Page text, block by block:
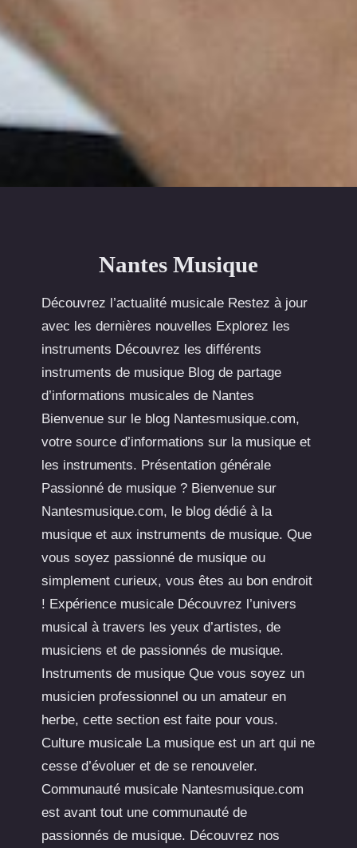
Nantes Musique
Découvrez l’actualité musicale Restez à jour
avec les dernières nouvelles Explorez les
instruments Découvrez les différents
instruments de musique Blog de partage
d’informations musicales de Nantes
Bienvenue sur le blog Nantesmusique.com,
votre source d’informations sur la musique et
les instruments. Présentation générale
Passionné de musique ? Bienvenue sur
Nantesmusique.com, le blog dédié à la
musique et aux instruments de musique. Que
vous soyez passionné de musique ou
simplement curieux, vous êtes au bon endroit
! Expérience musicale Découvrez l’univers
musical à travers les yeux d’artistes, de
musiciens et de passionnés de musique.
Instruments de musique Que vous soyez un
musicien professionnel ou un amateur en
herbe, cette section est faite pour vous.
Culture musicale La musique est un art qui ne
cesse d’évoluer et de se renouveler.
Communauté musicale Nantesmusique.com
est avant tout une communauté de
passionnés de musique. Découvrez nos